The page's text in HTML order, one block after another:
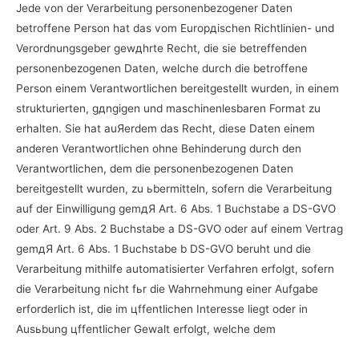
Jede von der Verarbeitung personenbezogener Daten
betroffene Person hat das vom Europдischen Richtlinien- und
Verordnungsgeber gewдhrte Recht, die sie betreffenden
personenbezogenen Daten, welche durch die betroffene
Person einem Verantwortlichen bereitgestellt wurden, in einem
strukturierten, gдngigen und maschinenlesbaren Format zu
erhalten. Sie hat auЯerdem das Recht, diese Daten einem
anderen Verantwortlichen ohne Behinderung durch den
Verantwortlichen, dem die personenbezogenen Daten
bereitgestellt wurden, zu ьbermitteln, sofern die Verarbeitung
auf der Einwilligung gemдЯ Art. 6 Abs. 1 Buchstabe a DS-GVO
oder Art. 9 Abs. 2 Buchstabe a DS-GVO oder auf einem Vertrag
gemдЯ Art. 6 Abs. 1 Buchstabe b DS-GVO beruht und die
Verarbeitung mithilfe automatisierter Verfahren erfolgt, sofern
die Verarbeitung nicht fьr die Wahrnehmung einer Aufgabe
erforderlich ist, die im цffentlichen Interesse liegt oder in
Ausьbung цffentlicher Gewalt erfolgt, welche dem